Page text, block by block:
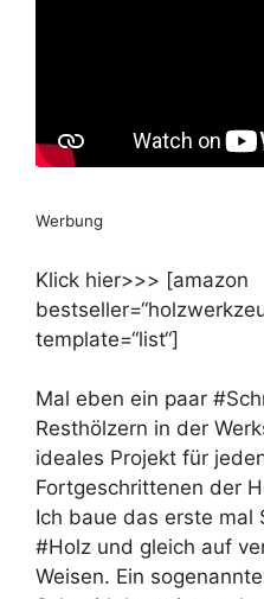
Werbung
Klick hier>>> [amazon
template=“list“]
Mal eben ein paar
Resthölzern in der
ideales Projekt für
Fortgeschrittenen der
Ich baue das erste mal
#Holz und gleich auf
Weisen. Ein